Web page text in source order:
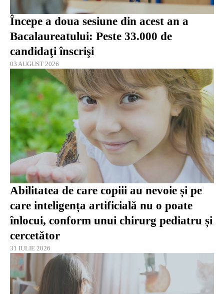
Începe a doua sesiune din acest an a
Bacalaureatului: Peste 33.000 de
candidaţi înscrişi
03 AUGUST 2026
Abilitatea de care copiii au nevoie și pe
care inteligența artificială nu o poate
înlocui, conform unui chirurg pediatru și
cercetător
31 IULIE 2026